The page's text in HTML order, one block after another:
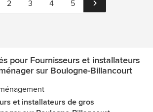
2 3 4 5
pour Fournisseurs et installateurs
sur Boulogne-Billancourt
et installateurs de gros